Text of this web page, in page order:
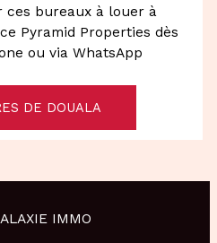
ces bureaux à louer à
Pyramid Properties dès
ou via WhatsApp
DE DOUALA
IMMO